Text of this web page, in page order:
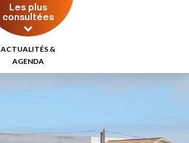
Les plus
consultées
ACTUALITÉS &
AGENDA